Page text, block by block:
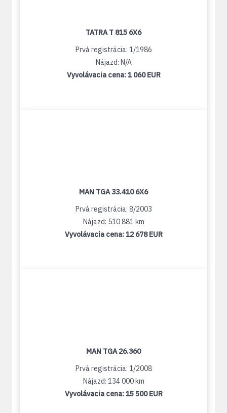
TATRA T 815 6X6
Prvá registrácia: 1/1986
Nájazd: N/A
Vyvolávacia cena:1 060 EUR
MAN TGA 33.410 6X6
Prvá registrácia: 8/2003
Nájazd: 510 881 km
Vyvolávacia cena:12 678 EUR
MAN TGA 26.360
Prvá registrácia: 1/2008
Nájazd: 134 000 km
Vyvolávacia cena:15 500 EUR